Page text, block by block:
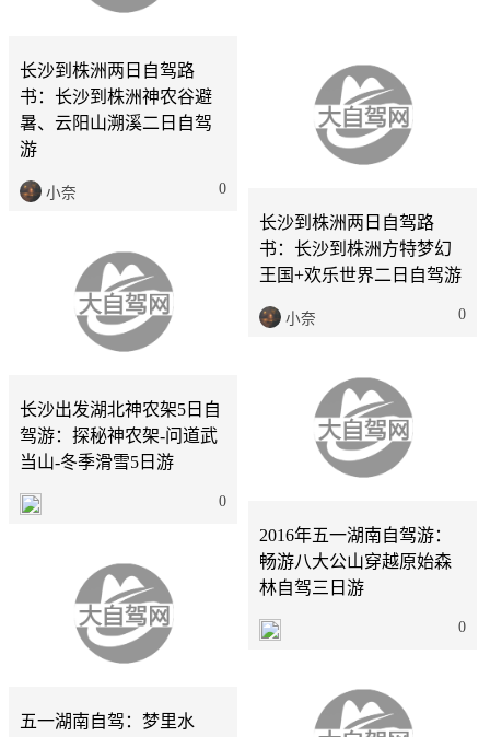
小奈
长沙到株洲两日自驾路
书：长沙到株洲方特梦幻
王国+欢乐世界二日自驾游
小奈 0
长沙出发湖北神农架5日自
驾游：探秘神农架-问道武
当山-冬季滑雪5日游
0
2016年五一湖南自驾游：
畅游八大公山穿越原始森
林自驾三日游
0
五一湖南自驾：梦里水